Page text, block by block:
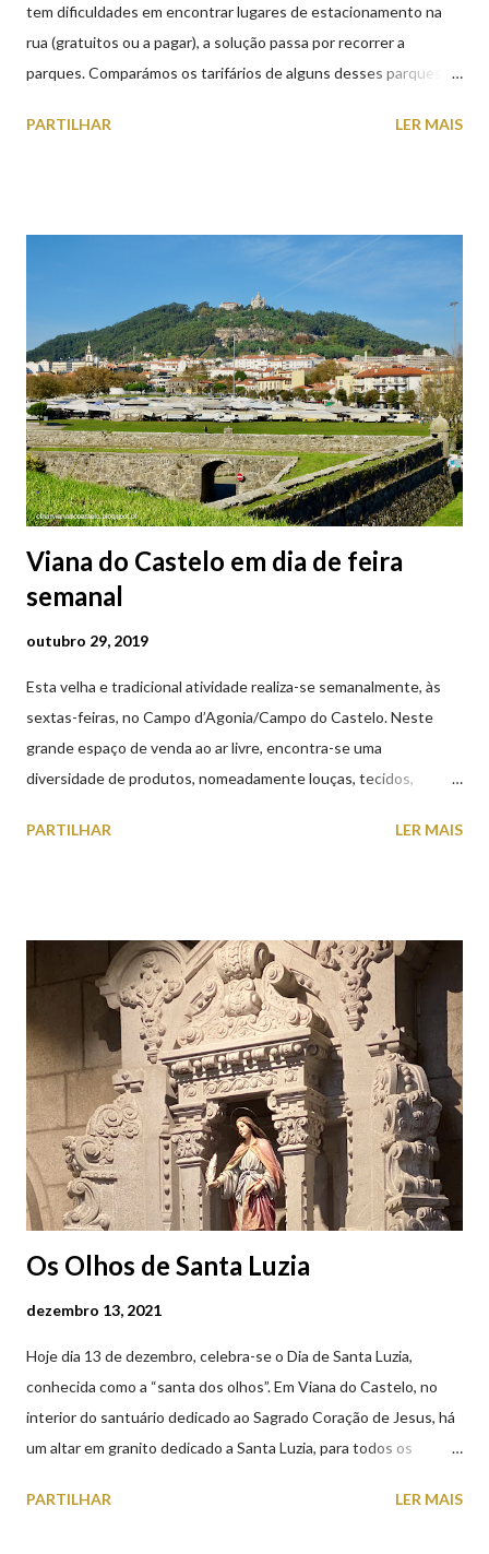
tem dificuldades em encontrar lugares de estacionamento na
rua (gratuitos ou a pagar), a solução passa por recorrer a
parques. Comparámos os tarifários de alguns desses parques de
subterrâneos) perto do centro da cidade (entenda-se por
subterrâneos. O Parque da Estação Viana Shopping é grátis de
2ª a 5ª feira a partir das 20:00 (DIAS ÚTEIS)
PARTILHAR LER MAIS
Viana do Castelo em dia de feira
semanal
outubro 29, 2019
Esta velha e tradicional atividade realiza-se semanalmente, às
sextas-feiras, no Campo d’Agonia/Campo do Castelo. Neste
grande espaço de venda ao ar livre, encontra-se uma
diversidade de produtos, nomeadamente louças, tecidos,
cobres entre muitos outros. Horário de funcionamento | Verão
(2019.10.25) Feira Semanal em Viana do Castelo (2019.10.25)
Feira Semanal em Viana do Castelo (2019.10.25) Feira Semanal
em Viana do Castelo (2019.10.25) Feira Semanal em Viana do
Castelo (2019.10.25) Feira Semanal em Viana do Castelo
(2019.10.25)
PARTILHAR LER MAIS
Os Olhos de Santa Luzia
dezembro 13, 2021
Hoje dia 13 de dezembro, celebra-se o Dia de Santa Luzia,
conhecida como a “santa dos olhos”. Em Viana do Castelo, no
interior do santuário dedicado ao Sagrado Coração de Jesus, há
um altar em granito dedicado a Santa Luzia, para todos os
uma capela dedicada a Santa Luzia construída no cimo do monte
PARTILHAR LER MAIS